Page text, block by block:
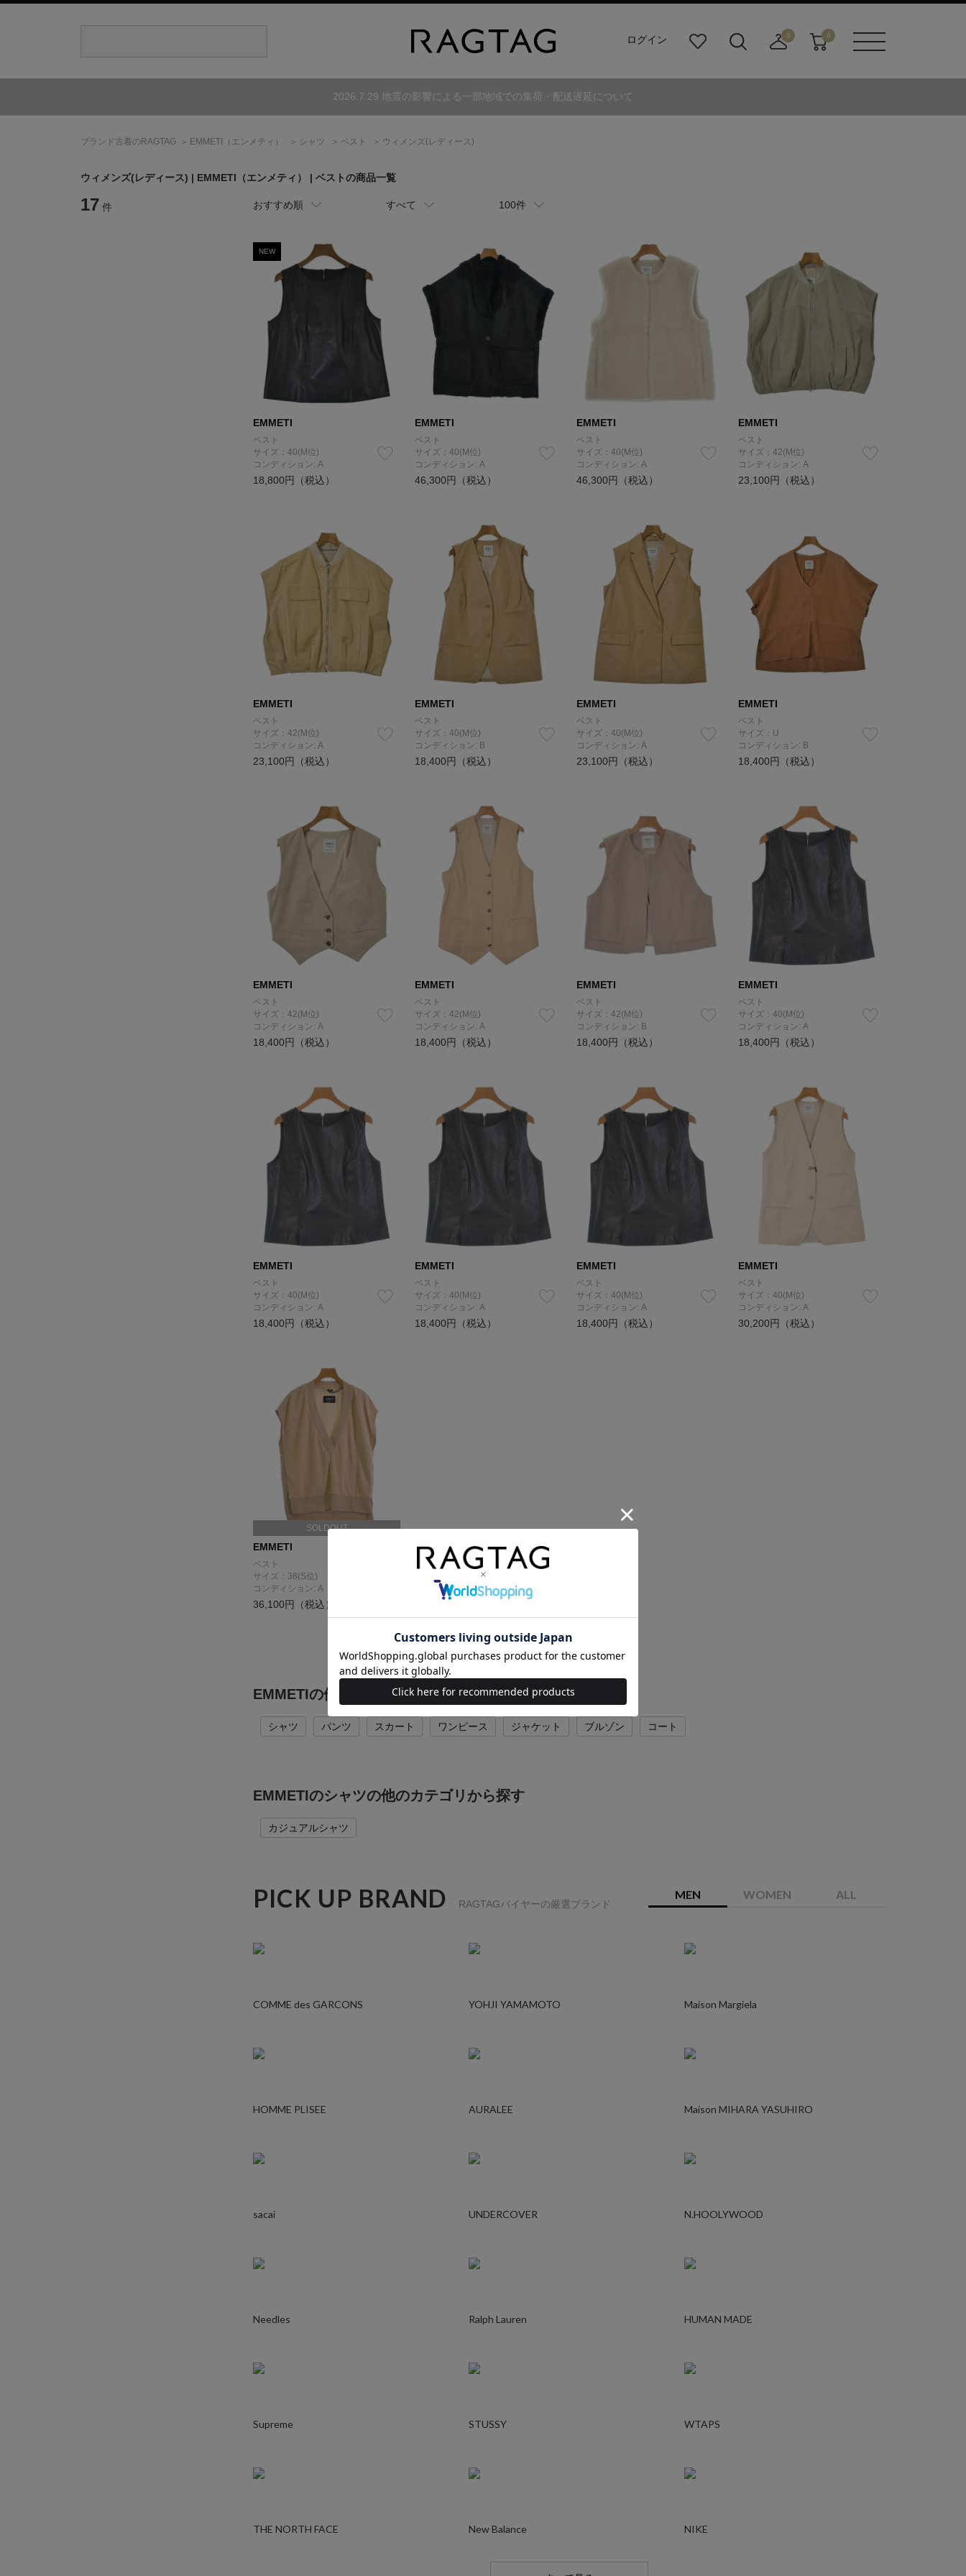
ログイン
り
ダ
0
寄
0
2026.7.29 地震の影響による一部地域での集荷・配送遅延について
ブランド古着のRAGTAG EMMETI （エンメティ） シャツ ベスト ウィメンズ(レディース)
ウィメンズ(レディース) | EMMETI （エンメティ） | ベストの商品一覧
17 件 おすすめ順 すべて 100件
NEW
EMMETI
ベスト
サイズ：40(M位)
コンディション: A
18,800円（税込）
EMMETI
ベスト
サイズ：40(M位)
コンディション: A
46,300円（税込）
EMMETI
ベスト
サイズ：40(M位)
コンディション: A
46,300円（税込）
EMMETI
ベスト
サイズ：42(M位)
コンディション: A
23,100円（税込）
EMMETI
ベスト
サイズ：42(M位)
コンディション: A
23,100円（税込）
EMMETI
ベスト
サイズ：40(M位)
コンディション: B
18,400円（税込）
EMMETI
ベスト
サイズ：40(M位)
コンディション: A
23,100円（税込）
EMMETI
ベスト
サイズ：U
コンディション: B
18,400円（税込）
EMMETI
ベスト
サイズ：42(M位)
コンディション: A
18,400円（税込）
EMMETI
ベスト
サイズ：42(M位)
コンディション: A
18,400円（税込）
EMMETI
ベスト
サイズ：42(M位)
コンディション: B
18,400円（税込）
EMMETI
ベスト
サイズ：40(M位)
コンディション: A
18,400円（税込）
EMMETI
ベスト
サイズ：40(M位)
コンディション: A
18,400円（税込）
EMMETI
ベスト
サイズ：40(M位)
コンディション: A
18,400円（税込）
EMMETI
ベスト
サイズ：40(M位)
コンディション: A
18,400円（税込）
EMMETI
ベスト
サイズ：40(M位)
コンディション: A
30,200円（税込）
SOLDOUT
EMMETI
ベスト
サイズ：38(S位)
コンディション: A
36,100円（税込）
EMMETIの他のカテゴリから探す
シャツ パンツ スカート ワンピース ジャケット ブルゾン コート
EMMETIのシャツの他のカテゴリから探す
カジュアルシャツ
PICK UP BRAND RAGTAGバイヤーの厳選ブランド
MEN WOMEN ALL
COMME des GARCONS YOHJI YAMAMOTO Maison Margiela
HOMME PLISEE AURALEE Maison MIHARA YASUHIRO
sacai UNDERCOVER N.HOOLYWOOD
Needles Ralph Lauren HUMAN MADE
Supreme STUSSY WTAPS
THE NORTH FACE New Balance NIKE